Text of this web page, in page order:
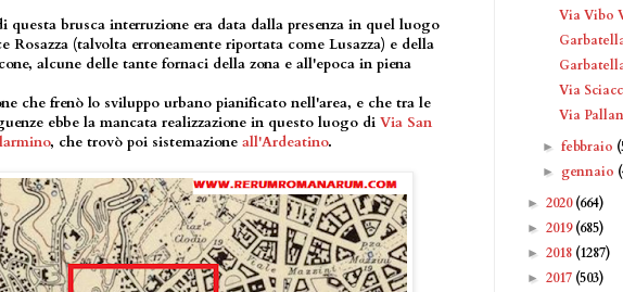
questa brusca interruzione era data dalla presenza in quel luogo
Rosazza (talvolta erroneamente riportata come Lusazza) e della
alcune delle tante fornaci della zona e all'epoca in piena
che frenò lo sviluppo urbano pianificato nell'area, e che tra le
ebbe la mancata realizzazione in questo luogo di Via San
, che trovò poi sistemazione all'Ardeatino.
Via Vibo
Via
Via
►febbraio
► gennaio
► 2020(664)
► 2019(685)
► 2018 (1287)
► 2017 (503)